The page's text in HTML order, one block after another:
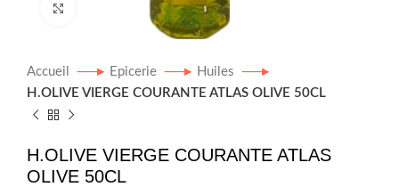
Click to enlarge
Accueil Epicerie
Huiles
H.OLIVE VIERGE COURANTE ATLAS OLIVE 50CL
H.OLIVE VIERGE COURANTE ATLAS
OLIVE 50CL